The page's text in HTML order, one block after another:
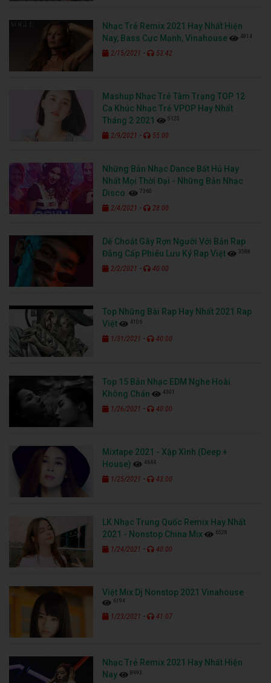
Nhạc Trẻ Remix 2021 Hay Nhất Hiện
Nay, Bass Cực Mạnh, Vinahouse
4814
2/15/2021 - 53:42
Mashup Nhạc Trẻ Tâm Trạng TOP 12
Ca Khúc Nhạc Trẻ VPOP Hay Nhất
Tháng 2 2021
5125
2/9/2021 - 55:00
Những Bản Nhạc Dance Bất Hủ Hay
Nhất Mọi Thời Đại - Những Bản Nhạc
Disco
7360
2/4/2021 - 28:00
Dế Choắt Gây Rợn Người Với Bản Rap
Đẳng Cấp Phiêu Lưu Ký Rap Việt
3588
2/2/2021 - 40:00
Top Những Bài Rap Hay Nhất 2021 Rap
Việt
4106
1/31/2021 - 40:00
Top 15 Bản Nhạc EDM Nghe Hoài
Không Chán
4301
1/26/2021 - 40:00
Mixtape 2021 - Xập Xình (Deep +
House)
4644
1/25/2021 - 43:00
LK Nhạc Trung Quốc Remix Hay Nhất
2021 - Nonstop China Mix
6528
1/24/2021 - 40:00
Việt Mix Dj Nonstop 2021 Vinahouse
6194
1/23/2021 - 41:07
Nhạc Trẻ Remix 2021 Hay Nhất Hiện
Nay
8993